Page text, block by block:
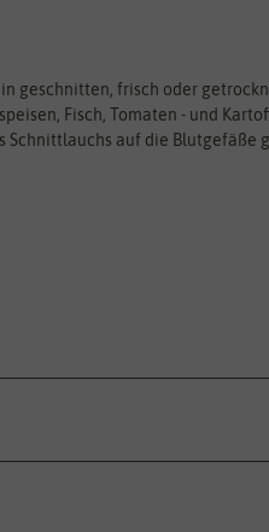
geschnitten, frisch oder
Fisch, Tomaten - und
Schnittlauchs auf die Blutgefäße